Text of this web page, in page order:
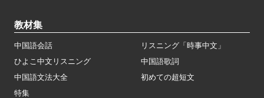
教材集
中国語会話
リスニング「時事中文」
ひよこ中文リスニング
中国語歌詞
中国語文法大全
初めての超短文
特集